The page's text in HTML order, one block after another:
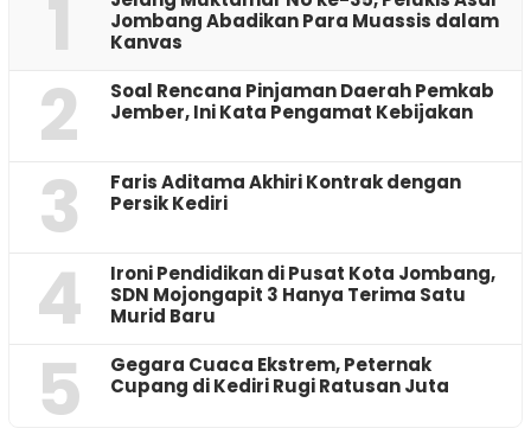
1
Jombang Abadikan Para Muassis dalam
Kanvas
2
‎Soal Rencana Pinjaman Daerah Pemkab
Jember, Ini Kata Pengamat Kebijakan ‎
3
Faris Aditama Akhiri Kontrak dengan
Persik Kediri
4
Ironi Pendidikan di Pusat Kota Jombang,
SDN Mojongapit 3 Hanya Terima Satu
Murid Baru
5
‎Gegara Cuaca Ekstrem, Peternak
Cupang di Kediri Rugi Ratusan Juta